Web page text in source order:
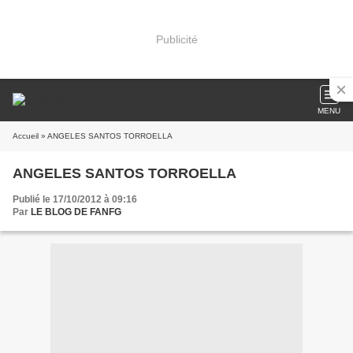
Publicité
MENU
Accueil » ANGELES SANTOS TORROELLA
ANGELES SANTOS TORROELLA
Publié le 17/10/2012 à 09:16
Par LE BLOG DE FANFG